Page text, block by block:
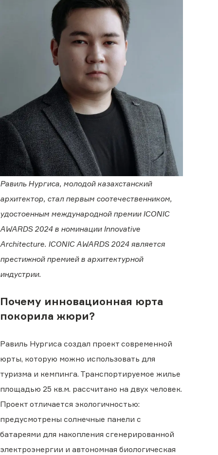
Равиль Нургиса, молодой казахстанский
архитектор, стал первым соотечественником,
удостоенным международной премии ICONIC
AWARDS 2024 в номинации Innovative
Architecture. ICONIC AWARDS 2024 является
престижной премией в архитектурной
индустрии.
Почему инновационная юрта
покорила жюри?
Равиль Нургиса создал проект современной
юрты, которую можно использовать для
туризма и кемпинга. Транспортируемое жилье
площадью 25 кв.м. рассчитано на двух человек.
Проект отличается экологичностью:
предусмотрены солнечные панели с
батареями для накопления сгенерированной
электроэнергии и автономная биологическая